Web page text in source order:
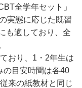
全学年セット」
実態に応じた既習
も適しており、全
おり、1・2年生は
の目安時間は各40
来の紙教材と同じ